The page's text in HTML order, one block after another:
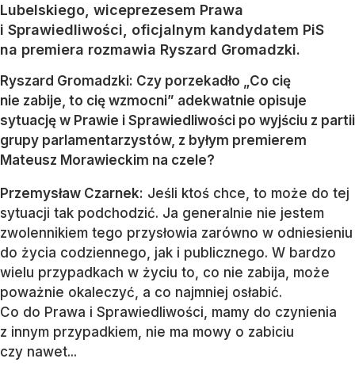
Lubelskiego, wiceprezesem Prawa
i Sprawiedliwości, oficjalnym kandydatem PiS
na premiera rozmawia Ryszard Gromadzki.
Ryszard Gromadzki: Czy porzekadło „Co cię
nie zabije, to cię wzmocni” adekwatnie opisuje
sytuację w Prawie i Sprawiedliwości po wyjściu z partii
grupy parlamentarzystów, z byłym premierem
Mateusz Morawieckim na czele?
Przemysław Czarnek: Jeśli ktoś chce, to może do tej
sytuacji tak podchodzić. Ja generalnie nie jestem
zwolennikiem tego przysłowia zarówno w odniesieniu
do życia codziennego, jak i publicznego. W bardzo
wielu przypadkach w życiu to, co nie zabija, może
poważnie okaleczyć, a co najmniej osłabić.
Co do Prawa i Sprawiedliwości, mamy do czynienia
z innym przypadkiem, nie ma mowy o zabiciu
czy nawet...